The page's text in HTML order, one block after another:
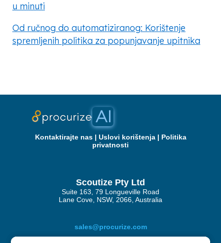
u minuti
Od ručnog do automatiziranog: Korištenje
spremljenih politika za popunjavanje upitnika
Kontaktirajte nas| Uslovi korištenja| Politika
privatnosti
Scoutize Pty Ltd
Suite 163, 79 Longueville Road
Lane Cove, NSW, 2066, Australia
sales@procurize.com